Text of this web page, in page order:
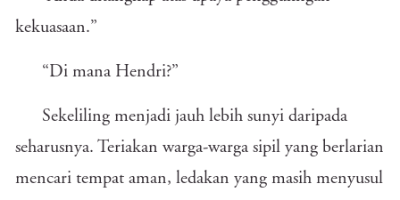
kekuasaan.”
“Di mana Hendri?”
Sekeliling menjadi jauh lebih sunyi daripada
seharusnya. Teriakan warga-warga sipil yang berlarian
mencari tempat aman, ledakan yang masih menyusul